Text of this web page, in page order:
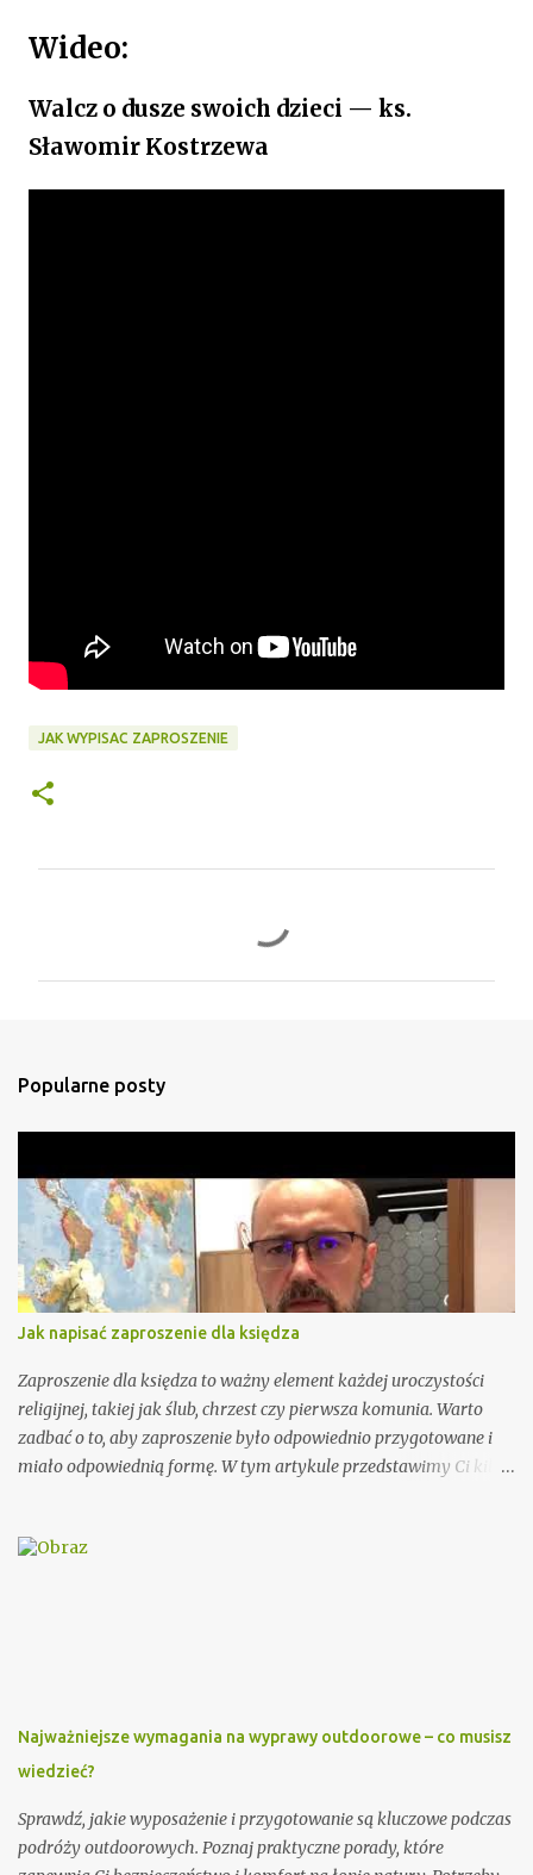
Wideo:
Walcz o dusze swoich dzieci — ks.
Sławomir Kostrzewa
JAK WYPISAC ZAPROSZENIE
z
e
Popularne posty
Jak napisać zaproszenie dla księdza
Zaproszenie dla księdza to ważny element każdej uroczystości
religijnej, takiej jak ślub, chrzest czy pierwsza komunia. Warto
zadbać o to, aby zaproszenie było odpowiednio przygotowane i
miało odpowiednią formę. W tym artykule przedstawimy Ci kilka
zaproszenia dla księdza warto pamiętać o kilku ważnych
zapraszany. Dobrze jest podać także godzinę rozpoczęcia i
zakończenia ceremonii, aby ksiądz wiedział, jak długo trwać
będzie jego obecność. Dodatkowo, warto zawrzeć informację na
temat planowanego poczęstunku po uroczystości. Przykładowe
zaproszenie: Szanowny Księże, Zwracamy się ...
Najważniejsze wymagania na wyprawy outdoorowe – co musisz
wiedzieć?
Sprawdź, jakie wyposażenie i przygotowanie są kluczowe podczas
podróży outdoorowych. Poznaj praktyczne porady, które